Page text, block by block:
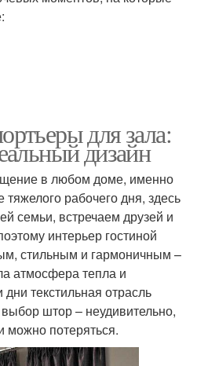
для зала:
дизайн
в любом доме, именно
рабочего дня, здесь
семьи, встречаем друзей и
интерьер гостиной
стильным и гармоничным –
атмосфера тепла и
текстильная отрасль
штор – неудивительно,
можно потеряться.